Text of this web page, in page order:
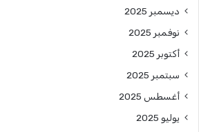
ديسمبر 2025
نوفمبر 2025
أكتوبر 2025
سبتمبر 2025
أغسطس 2025
يوليو 2025